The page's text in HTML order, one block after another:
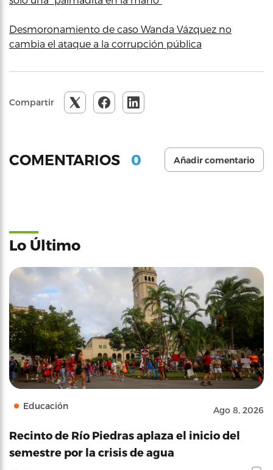
Desmoronamiento de caso Wanda Vázquez no
cambia el ataque a la corrupción pública
Compartir
COMENTARIOS 0 Añadir comentario
Lo Último
Educación Ago 8, 2026
Recinto de Río Piedras aplaza el inicio del
semestre por la crisis de agua